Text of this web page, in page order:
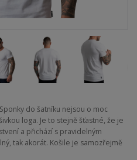
do šatníku nejsou o moc
loga. Je to stejně šťastné, že je
a přichází s pravidelným
tak akorát. Košile je samozřejmě